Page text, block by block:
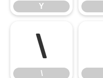
Y
\
\